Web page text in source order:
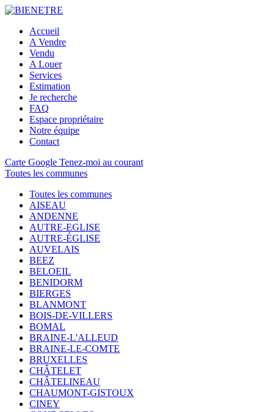
Accueil
A Vendre
Vendu
A Louer
Services
Estimation
Je recherche
FAQ
Espace propriétaire
Notre équipe
Contact
Carte Google Tenez-moi au courant
Toutes les communes
Toutes les communes
AISEAU
ANDENNE
AUTRE-EGLISE
AUTRE-ÉGLISE
AUVELAIS
BEEZ
BELOEIL
BENIDORM
BIERGES
BLANMONT
BOIS-DE-VILLERS
BOMAL
BRAINE-L'ALLEUD
BRAINE-LE-COMTE
BRUXELLES
CHÂTELET
CHÂTELINEAU
CHAUMONT-GISTOUX
CINEY